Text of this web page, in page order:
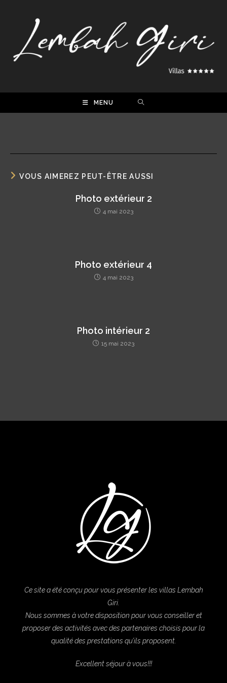
MENU
VOUS AIMEREZ PEUT-ÊTRE AUSSI
Photo extérieur 2
4 mai 2023
Photo extérieur 4
4 mai 2023
Photo intérieur 2
15 mai 2023
Ce site a été conçu pour vous présenter les villas Lembah
Giri.
Nous sommes à votre disposition pour vous conseilleret
proposer des activités avec des partenaires choisis pour la
qualité des prestations qu’ils proposent.
Excellent séjour à vous!!!